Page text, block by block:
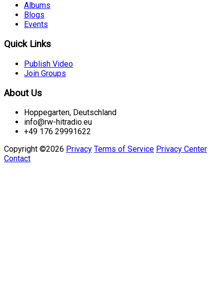
Albums
Blogs
Events
Quick Links
Publish Video
Join Groups
About Us
Hoppegarten, Deutschland
info@rw-hitradio.eu
+49 176 29991622
Copyright ©2026 Privacy Terms of Service Privacy Center
Contact